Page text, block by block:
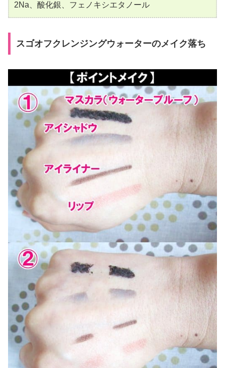
2Na、酸化銀、フェノキシエタノール
スゴオフクレンジングウォーターのメイク落ち